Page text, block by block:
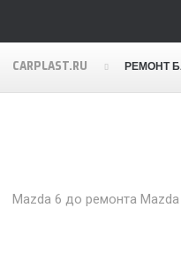
CARPLAST.RU РЕМОНТ
Mazda 6 до ремонта